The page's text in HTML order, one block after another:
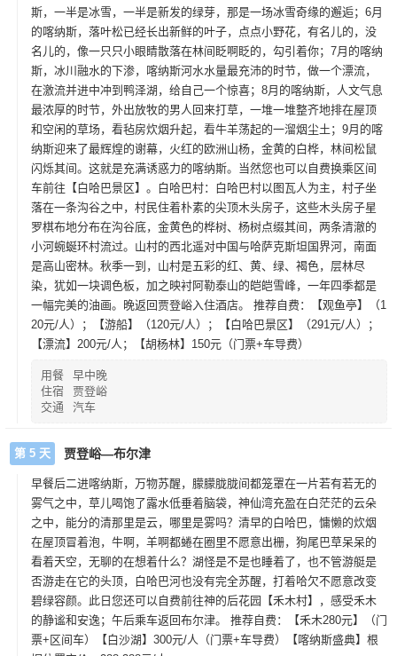
斯，一半是冰雪，一半是新发的绿芽，那是一场冰雪奇缘的邂逅；6月
的喀纳斯，落叶松已经长出新鲜的叶子，点点小野花，有名儿的，没
名儿的，像一只只小眼睛散落在林间眨啊眨的，勾引着你；7月的喀纳
斯，冰川融水的下渗，喀纳斯河水水量最充沛的时节，做一个漂流，
在激流并进中冲到鸭泽湖，给自己一个惊喜；8月的喀纳斯，人文气息
最浓厚的时节，外出放牧的男人回来打草，一堆一堆整齐地排在屋顶
和空闲的草场，看毡房炊烟升起，看牛羊荡起的一溜烟尘土；9月的喀
纳斯迎来了最辉煌的谢幕，火红的欧洲山杨，金黄的白桦，林间松鼠
闪烁其间。这就是充满诱惑力的喀纳斯。当然您也可以自费换乘区间
车前往【白哈巴景区】。白哈巴村：白哈巴村以图瓦人为主，村子坐
落在一条沟谷之中，村民住着朴素的尖顶木头房子，这些木头房子星
罗棋布地分布在沟谷底，金黄色的桦树、杨树点缀其间，两条清澈的
小河蜿蜒环村流过。山村的西北遥对中国与哈萨克斯坦国界河，南面
是高山密林。秋季一到，山村是五彩的红、黄、绿、褐色，层林尽
染，犹如一块调色板，加之映衬阿勒泰山的皑皑雪峰，一年四季都是
一幅完美的油画。晚返回贾登峪入住酒店。 推荐自费：【观鱼亭】（1
20元/人）；【游船】（120元/人）；【白哈巴景区】（291元/人）；
【漂流】200元/人；【胡杨林】150元（门票+车导费）
用餐
早中晚
住宿
贾登峪
交通
汽车
第 5 天 贾登峪—布尔津
早餐后二进喀纳斯，万物苏醒，朦朦胧胧间都笼罩在一片若有若无的
雾气之中，草儿喝饱了露水低垂着脑袋，神仙湾充盈在白茫茫的云朵
之中，能分的清那里是云，哪里是雾吗？清早的白哈巴，慵懒的炊烟
在屋顶冒着泡，牛啊，羊啊都蜷在圈里不愿意出栅，狗尾巴草呆呆的
看着天空，无聊的在想着什么？湖怪是不是也睡着了，也不管游艇是
否游走在它的头顶，白哈巴河也没有完全苏醒，打着哈欠不愿意改变
碧绿容颜。此日您还可以自费前往神的后花园【禾木村】，感受禾木
的静谧和安逸；午后乘车返回布尔津。 推荐自费：【禾木280元】（门
票+区间车）【白沙湖】300元/人（门票+车导费）【喀纳斯盛典】根